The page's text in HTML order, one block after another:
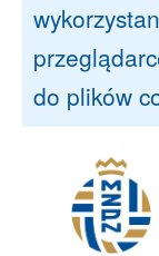
do plików